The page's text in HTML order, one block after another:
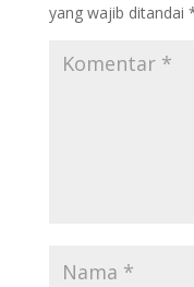
yang wajib ditandai